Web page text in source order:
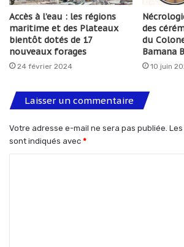
Accès à l’eau : les régions
maritime et des Plateaux
bientôt dotés de 17
nouveaux forages
24 février 2024
des
du
Bamana
10 juin
Laisser un commentaire
Votre adresse e-mail ne sera pas publiée.
sont indiqués avec *